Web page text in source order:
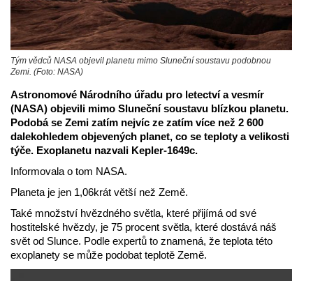
Tým vědců NASA objevil planetu mimo Sluneční soustavu podobnou
Zemi. (Foto: NASA)
Astronomové Národního úřadu pro letectví a vesmír
(NASA) objevili mimo Sluneční soustavu blízkou planetu.
Podobá se Zemi zatím nejvíc ze zatím více než 2 600
dalekohledem objevených planet, co se teploty a velikosti
týče. Exoplanetu nazvali Kepler-1649c.
Informovala o tom NASA.
Planeta je jen 1,06krát větší než Země.
Také množství hvězdného světla, které přijímá od své
hostitelské hvězdy, je 75 procent světla, které dostává náš
svět od Slunce. Podle expertů to znamená, že teplota této
exoplanety se může podobat teplotě Země.